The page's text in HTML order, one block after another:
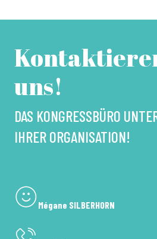
uns!
DAS KONGRESSBÜRO
IHRER ORGANISATION!
Mégane SILBERHORN